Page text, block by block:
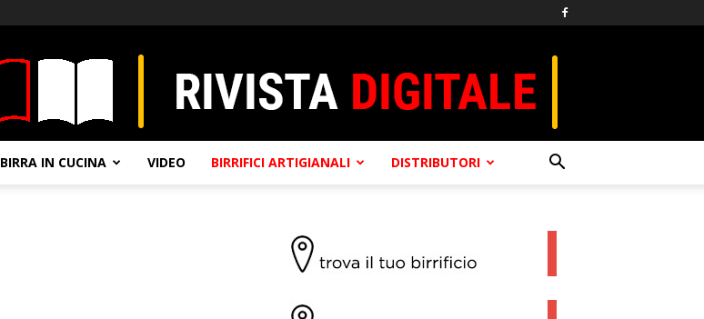
BIRRA IN CUCINA VIDEO BIRRIFICI ARTIGIANALI DISTRIBUTORI